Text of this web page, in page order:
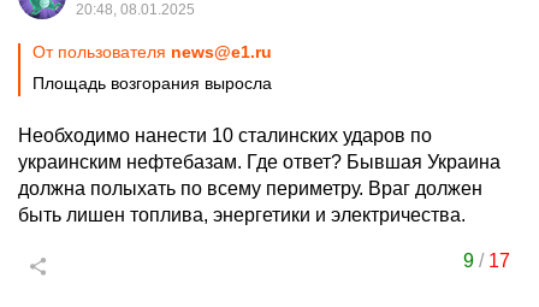
20:48, 08.01.2025
От пользователя news@e1.ru
Площадь возгорания выросла
Необходимо нанести 10 сталинских ударов по
украинским нефтебазам. Где ответ? Бывшая Украина
должна полыхать по всему периметру. Враг должен
быть лишен топлива, энергетики и электричества.
9 / 17